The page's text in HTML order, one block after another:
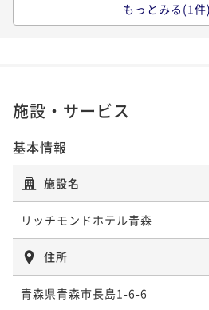
【朝食付】ゆったり楽しむ朝の
もっとみる(1件)
施設・サービス
基本情報
施設名
リッチモンドホテル青森
住所
青森県青森市長島1-6-6